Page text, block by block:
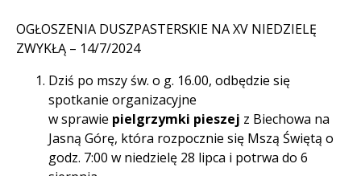
OGŁOSZENIA DUSZPASTERSKIE NA XV NIEDZIELĘ
ZWYKŁĄ – 14/7/2024
Dziś po mszy św. o g. 16.00, odbędzie się
spotkanie organizacyjne
w sprawie pielgrzymki pieszej z Biechowa na
Jasną Górę, która rozpocznie się Mszą Świętą o
godz. 7:00 w niedzielę 28 lipca i potrwa do 6